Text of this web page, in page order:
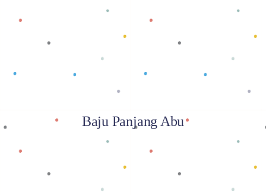
Baca selengkapnya
Baju Panjang Abu